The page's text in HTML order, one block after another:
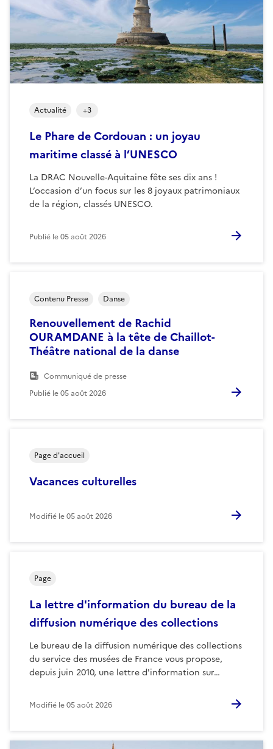
Le Phare de Cordouan : un joyau
maritime classé à l’UNESCO
La DRAC Nouvelle-Aquitaine fête ses dix ans !
L’occasion d’un focus sur les 8 joyaux patrimoniaux
de la région, classés UNESCO.
Actualité +3
Publié le05 août 2026
Renouvellement de Rachid
OURAMDANE à la tête de Chaillot-
Théâtre national de la danse
Contenu Presse Danse
Communiqué de presse
Publié le05 août 2026
Vacances culturelles
Page d'accueil
Modifié le05 août 2026
La lettre d'information du bureau de la
diffusion numérique des collections
Le bureau de la diffusion numérique des collections
du service des musées de France vous propose,
depuis juin 2010, une lettre d'information sur…
Page
Modifié le05 août 2026